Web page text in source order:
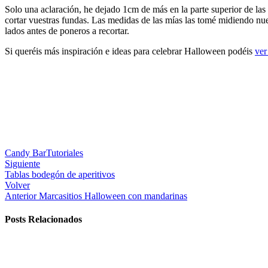
Solo una aclaración, he dejado 1cm de más en la parte superior de
cortar vuestras fundas. Las medidas de las mías las tomé midiendo
lados antes de poneros a recortar.
Si queréis más inspiración e ideas para celebrar Halloween podéis
Candy BarTutoriales
Siguiente
Tablas bodegón de aperitivos
Volver
Anterior Marcasitios Halloween con mandarinas
Posts Relacionados